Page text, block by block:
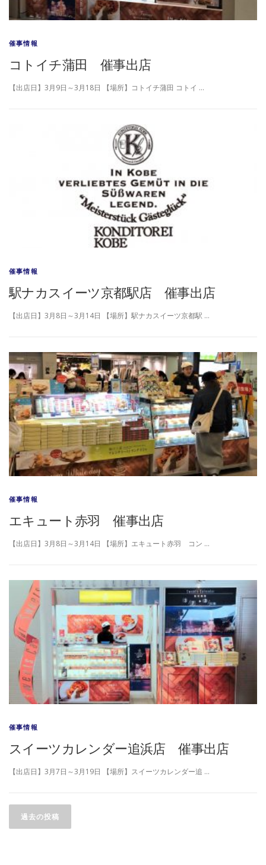
催事情報
コトイチ蒲田 催事出店
【出店日】3月9日～3月18日 【場所】コトイチ蒲田 コトイ …
催事情報
駅ナカスイーツ京都駅店 催事出店
【出店日】3月8日～3月14日 【場所】駅ナカスイーツ京都駅 …
催事情報
エキュート赤羽 催事出店
【出店日】3月8日～3月14日 【場所】エキュート赤羽 コン …
催事情報
スイーツカレンダー追浜店 催事出店
【出店日】3月7日～3月19日 【場所】スイーツカレンダー追 …
投稿ナビゲーション
過去の投稿